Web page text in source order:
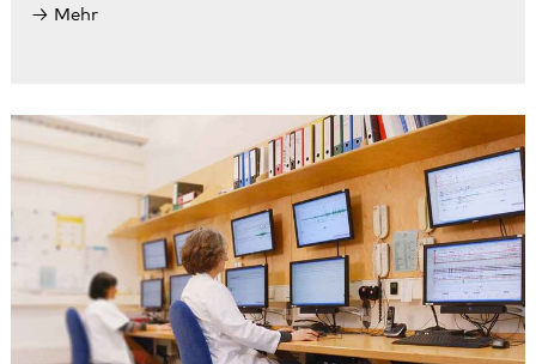
Mehr